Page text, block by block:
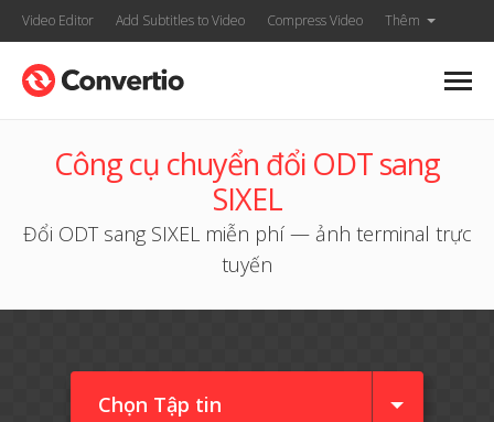
Video Editor Add Subtitles to Video Compress Video Thêm
Công cụ chuyển đổi ODT sang
SIXEL
Đổi ODT sang SIXEL miễn phí — ảnh terminal trực
tuyến
Chọn Tập tin